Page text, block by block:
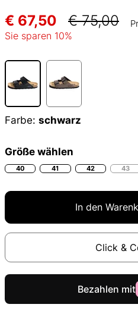
€ 67,50 € 75,00
Sie sparen 10%
Farbe: schwarz
Größe wählen
40 41 42 43
In den
Click &